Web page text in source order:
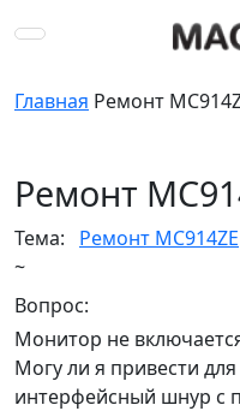
Главная Ремонт
Ремонт
Тема:
Ремонт MC914ZE
~
Вопрос:
Монитор не
Могу ли я привести
интерфейсный шнур с